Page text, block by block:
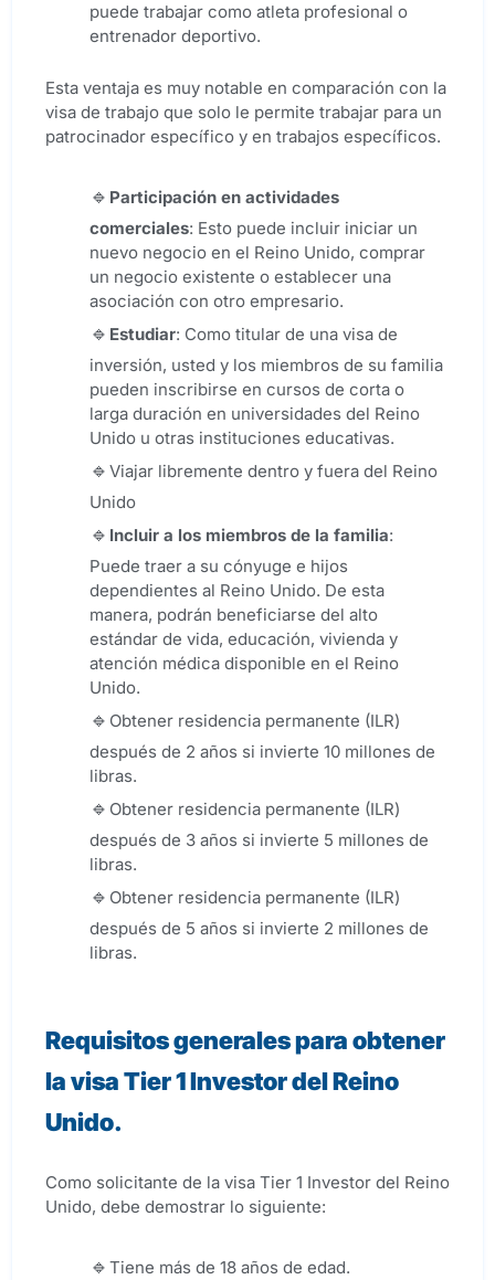
puede trabajar como atleta profesional o
entrenador deportivo.
Esta ventaja es muy notable en comparación con la
visa de trabajo que solo le permite trabajar para un
patrocinador específico y en trabajos específicos.
Participación en actividades
comerciales: Esto puede incluir iniciar un
nuevo negocio en el Reino Unido, comprar
un negocio existente o establecer una
asociación con otro empresario.
Estudiar: Como titular de una visa de
inversión, usted y los miembros de su familia
pueden inscribirse en cursos de corta o
larga duración en universidades del Reino
Unido u otras instituciones educativas.
Viajar libremente dentro y fuera del Reino
Unido
Incluir a los miembros de la familia:
Puede traer a su cónyuge e hijos
dependientes al Reino Unido. De esta
manera, podrán beneficiarse del alto
estándar de vida, educación, vivienda y
atención médica disponible en el Reino
Unido.
Obtener residencia permanente (ILR)
después de 2 años si invierte 10 millones de
libras.
Obtener residencia permanente (ILR)
después de 3 años si invierte 5 millones de
libras.
Obtener residencia permanente (ILR)
después de 5 años si invierte 2 millones de
libras.
Requisitos generales para obtener
la visa Tier 1 Investor del Reino
Unido.
Como solicitante de la visa Tier 1 Investor del Reino
Unido, debe demostrar lo siguiente:
Tiene más de 18 años de edad.